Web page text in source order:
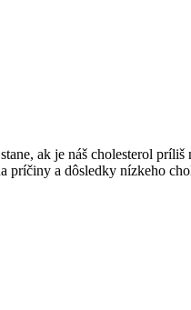
ak ⁣je náš cholesterol
príčiny a dôsledky nízkeho